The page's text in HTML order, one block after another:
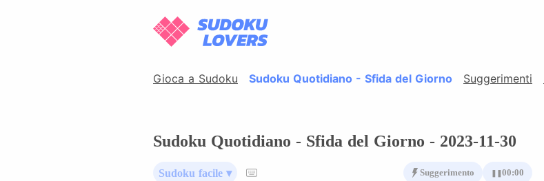
Gioca a Sudoku Sudoku Quotidiano - Sfida del Giorno Suggerimenti
Sudoku Quotidiano - Sfida del Giorno - 2023-11-30
Sudoku facile ▾ Suggerimento 00:00